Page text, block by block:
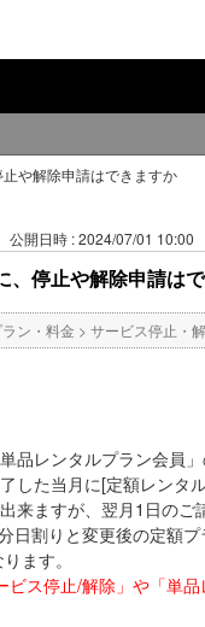
や解除申請はできますか
公開日時 : 2024/07/01 10:00
、停止や解除申請は
ン・料金 > サービス停止・
品レンタルプラン会員
した当月に[定額レン
来ますが、翌月1日の
日割りと変更後の定額
ます。
ス停止/解除」や「単